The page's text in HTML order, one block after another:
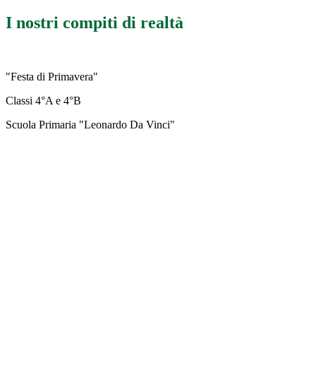
I nostri compiti di realtà
"Festa di Primavera"
Classi 4°A e 4°B
Scuola Primaria "Leonardo Da Vinci"